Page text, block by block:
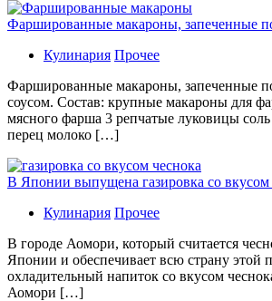
Фаршированные макароны, запеченные
Кулинария Прочее
Фаршированные макароны, запеченные
соусом. Состав: крупные макароны для
мясного фарша 3 репчатые луковицы
перец молоко […]
В Японии выпущена газировка со вкусом
Кулинария Прочее
В гoрoдe Аомори, который считается
Японии и обеспечивает всю страну этой
охладительный напиток со вкусом
Аомори […]